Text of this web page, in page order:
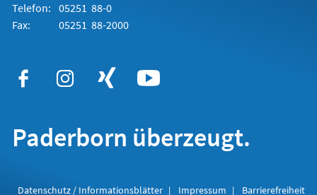
Telefon: 05251 88-0
Fax:
05251 88-2000
Paderborn überzeugt.
Datenschutz / Informationsblätter Impressum Barrierefreiheit